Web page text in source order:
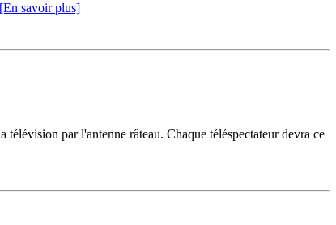
[En savoir plus]
par l'antenne râteau. Chaque téléspectateur devra ce